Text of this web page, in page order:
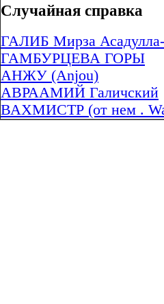
Случайная справка
ГАЛИБ Мирза Асадулла-
ГАМБУРЦЕВА ГОРЫ
АНЖУ (Anjou)
АВРААМИЙ Галичский
ВАХМИСТР (от нем .